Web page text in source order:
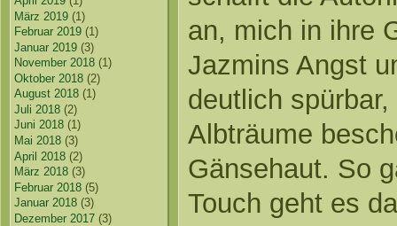
März 2019 (1)
Februar 2019 (1)
Januar 2019 (3)
November 2018 (1)
Oktober 2018 (2)
August 2018 (1)
Juli 2018 (2)
Juni 2018 (1)
Mai 2018 (3)
April 2018 (2)
März 2018 (3)
Februar 2018 (5)
Januar 2018 (3)
Dezember 2017 (3)
an, mich in ihre
Jazmins Angst
deutlich
Albträume
Gänsehaut. So
Touch geht es